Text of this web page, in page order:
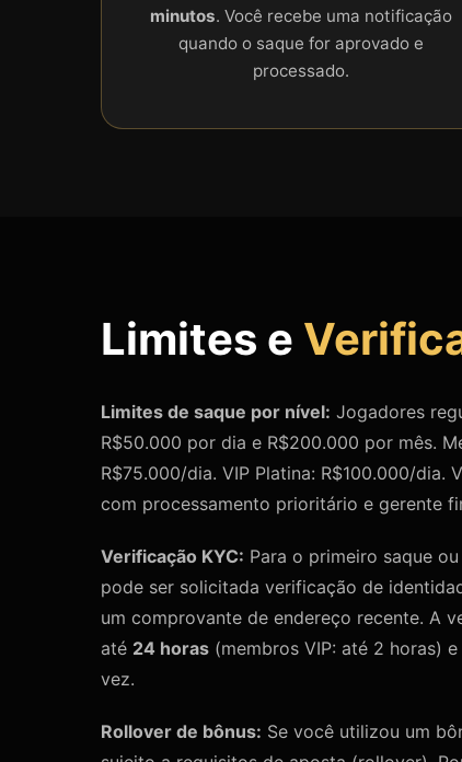
minutos. Você recebe uma notificação
quando o saque for aprovado e
processado.
Limites e
Limites de saque por nível: Jogadores
R$50.000 por dia e R$200.000 por mês.
R$75.000/dia. VIP Platina: R$100.000/dia.
com processamento prioritário e gerente
Verificação KYC: Para o primeiro saque
pode ser solicitada verificação de
um comprovante de endereço recente. A
até 24 horas (membros VIP: até 2 horas)
vez.
Rollover de bônus: Se você utilizou um